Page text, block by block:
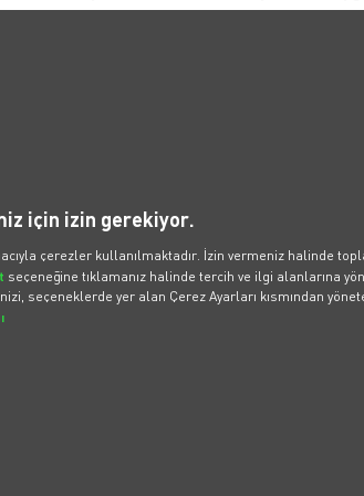
Çözüm Merkezi: 0850 811 01 01
Bilgi talebi, iş birlikleri ve medya
ilişkileri için: info@voltify.com.tr
için izin gerekiyor.
çerezler kullanılmaktadır. İzin vermeniz halinde
seçeneğine tıklamanız halinde tercih ve ilgi alanlarına
seçeneklerde yer alan Çerez Ayarları kısmından